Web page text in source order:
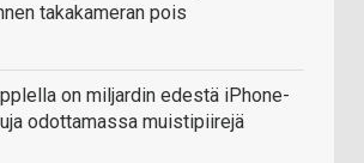
takakameran pois
on miljardin edestä iPhone-
odottamassa muistipiirejä